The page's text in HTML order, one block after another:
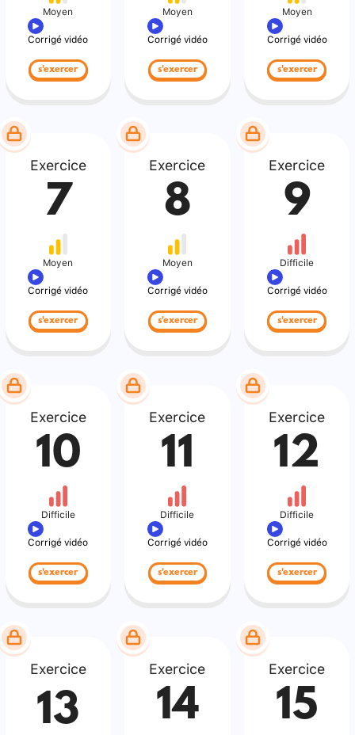
Moyen
Corrigé vidéo
s'exercer
Moyen
Corrigé vidéo
s'exercer
Moyen
Corrigé vidéo
s'exercer
Exercice
7
Moyen
Corrigé vidéo
s'exercer
Exercice
8
Moyen
Corrigé vidéo
s'exercer
Exercice
9
Difficile
Corrigé vidéo
s'exercer
Exercice
10
Difficile
Corrigé vidéo
s'exercer
Exercice
11
Difficile
Corrigé vidéo
s'exercer
Exercice
12
Difficile
Corrigé vidéo
s'exercer
Exercice
13
Exercice
14
Exercice
15